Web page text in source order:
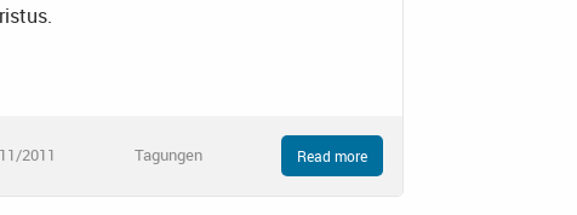
2011 Tagungen Read more